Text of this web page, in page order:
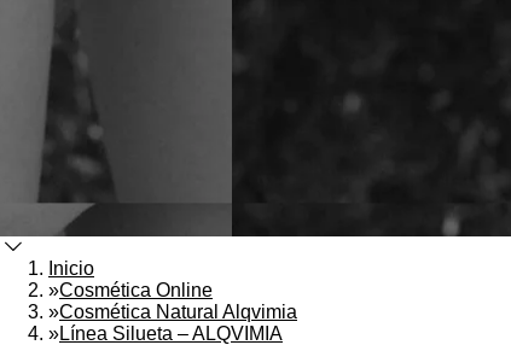
Inicio
»Cosmética Online
»Cosmética Natural Alqvimia
»Línea Silueta – ALQVIMIA